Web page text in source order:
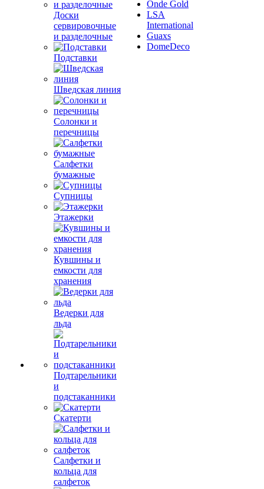
Доски
сервировочные
и разделочные
Подставки
Шведская линия
Солонки и
перечницы
Салфетки
бумажные
Супницы
Этажерки
Кувшины и
емкости для
хранения
Ведерки для
льда
Подтарельники
и
подстаканники
Скатерти
Салфетки и
кольца для
салфеток
Onde Gold
LSA
International
Guaxs
DomeDeco